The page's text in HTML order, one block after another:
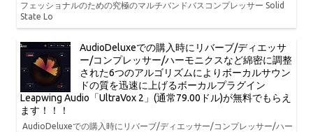
フェッショナルのための究極のマルチバンドバスコンプレッサー Solid
State Lo
AudioDeluxeでの購入時にリバーブ/ディエッサ
ー/コンプレッサー/ハーモニクスなど綿密に調整
された6つのアルゴリズムによりボーカルサウン
ドの質を迅速に上げるボーカルプラグイン
Leapwing Audio「UltraVox 2」(通常79.00ドル)が無料でもらえ
ます！！！
AudioDeluxeでの購入時にリバーブ/ディエッサー/コンプレッサー/ハー